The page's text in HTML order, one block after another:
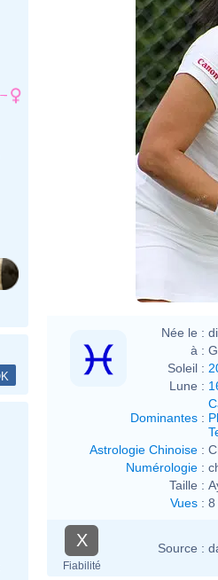
Née le :
à :
Soleil :
Lune :
Dominantes :
Astrologie Chinoise :
Numérologie :
Taille :
Vues : 8
X
Fiabilité
Source :